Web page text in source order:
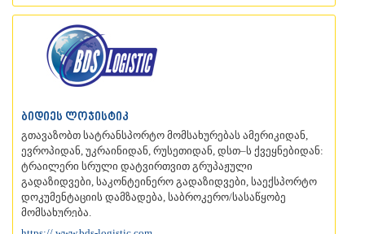
მაღაზიას:AirSystems Shop
ბიდიეს ლოჯისტიკ
გთავაზობთ სატრანსპორტო მომსახურებას ამერიკიდან,
ევროპიდან, უკრაინიდან, რუსეთიდან, დსთ–ს ქვეყნებიდან:
ტრაილერი სრული დატვირთვით გრუპაჟული
გადაზიდვები, საკონტეინერო გადაზიდვები, საექსპორტო
დოკუმენტაციის დამზადება, საბროკერო/სასაწყობე
მომსახურება.